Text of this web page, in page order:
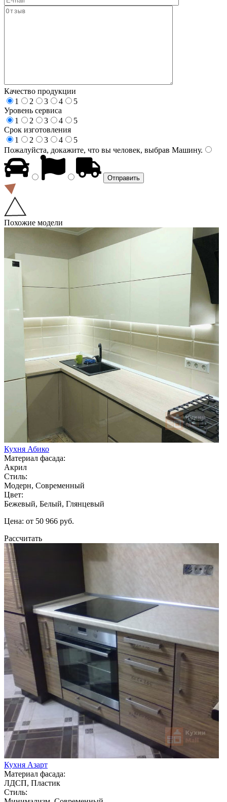
Качество продукции
1
2 3 4
5
Уровень сервиса
1
2 3 4
5
Срок изготовления
1
2 3 4
5
Пожалуйста, докажите, что вы человек, выбрав Машину.
Похожие модели
Кухня Абико
Материал фасада:
Акрил
Стиль:
Модерн, Современный
Цвет:
Бежевый, Белый, Глянцевый
Цена: от 50 966 руб.
Рассчитать
Кухня Азарт
Материал фасада:
ЛДСП, Пластик
Стиль: